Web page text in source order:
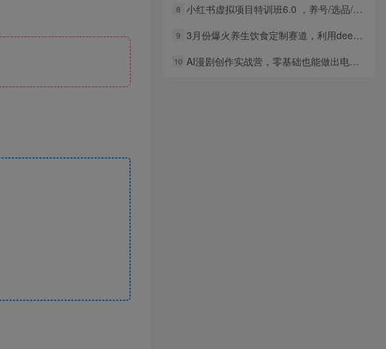
8 小红书虚拟项目特训班6.0 ，养号/选品/自动发货/爆款笔记(含40节视频课)
9 3月份爆火养生饮食定制赛道，利用deepseek10分钟制作，单日最高变现1000+
10 AI漫剧创作实战营，零基础也能做出电影质感AI短漫剧，把创意真正落地为可传播的成品